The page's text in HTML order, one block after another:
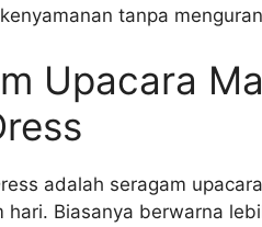
tanpa
Upacara
adalah seragam
hari. Biasanya berwarna